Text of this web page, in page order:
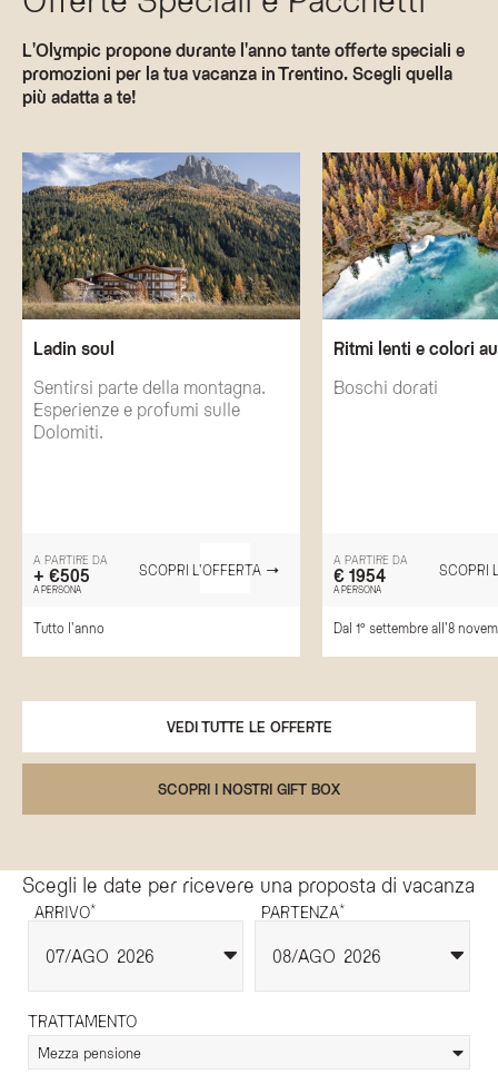
L'Olympic propone durante l'anno tante offerte speciali e
promozioni per la tua vacanza in Trentino. Scegli quella
più adatta a te!
Ladin soul
Sentirsi parte della montagna.
Esperienze e profumi sulle
Dolomiti.
A PARTIRE DA
+ €505
A PERSONA
SCOPRI L'OFFERTA
Tutto l'anno
Ritmi lenti e colori
Boschi dorati
A PARTIRE DA
€ 1954
A PERSONA
SCOPRI
Dal 1° settembre all'8
VEDI TUTTE LE OFFERTE
SCOPRI I NOSTRI GIFT BOX
Scegli le date per ricevere una proposta di vacanza
ARRIVO*
07 AGO 2026
PARTENZA*
08 AGO 2026
TRATTAMENTO
Mezza pensione